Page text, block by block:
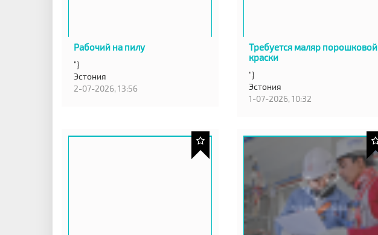
Рабочий на пилу
"}
Эстония
2-07-2026, 13:56
Требуется маляр порошковой
краски
"}
Эстония
1-07-2026, 10:32